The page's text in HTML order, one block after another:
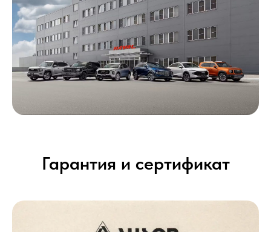
Гарантия и сертификат